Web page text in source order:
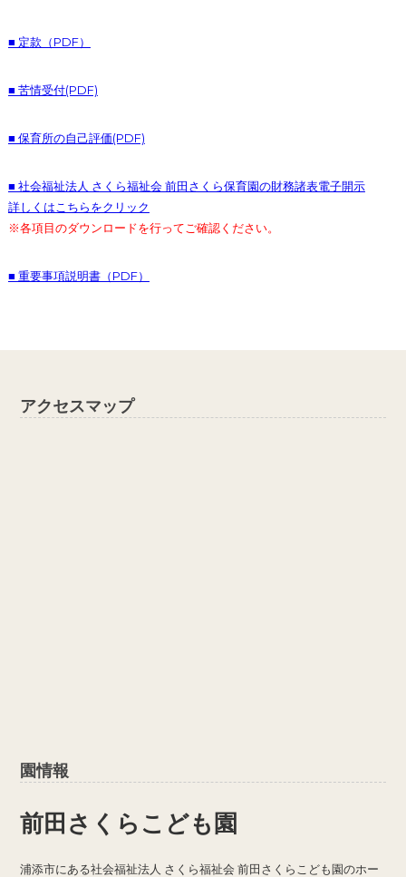
■ 定款（PDF）
■ 苦情受付(PDF)
■ 保育所の自己評価(PDF)
■ 社会福祉法人 さくら福祉会 前田さくら保育園の財務諸表電子開示
詳しくはこちらをクリック
※各項目のダウンロードを行ってご確認ください。
■ 重要事項説明書（PDF）
アクセスマップ
園情報
前田さくらこども園
浦添市にある社会福祉法人 さくら福祉会 前田さくらこども園のホー